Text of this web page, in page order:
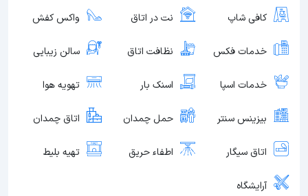
کافی شاپ نت در اتاق واکس کفش
خدمات فکس نظافت اتاق سالن زیبایی
خدمات اسپا اسنک بار تهویه هوا
بیزینس سنتر حمل چمدان اتاق چمدان
اتاق سیگار اطفاء حریق تهیه بلیط
آرایشگاه